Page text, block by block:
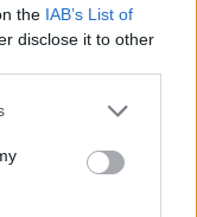
the IAB’s List of
disclose it to other
or more Google
You may click to
party tags to
in below Google